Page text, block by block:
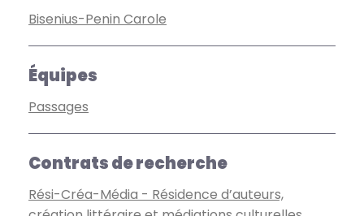
Bisenius-Penin Carole
Équipes
Passages
Contrats de recherche
Rési-Créa-Média - Résidence d’auteurs,